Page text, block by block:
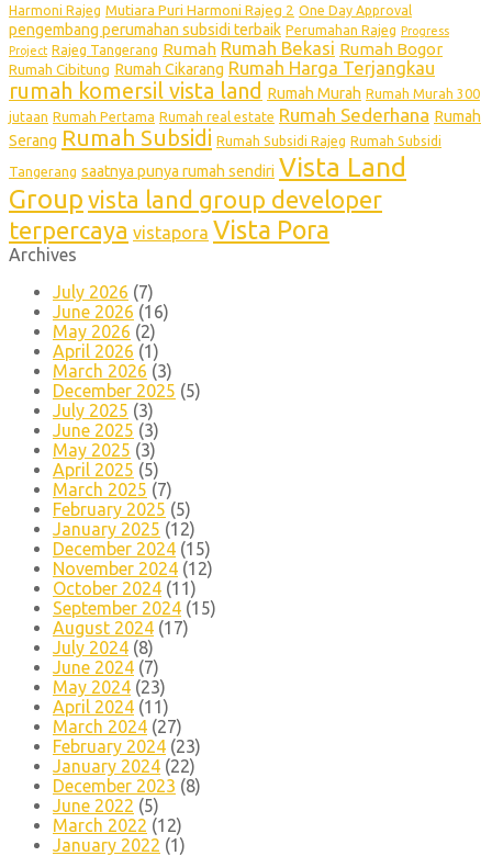
Harmoni Rajeg Mutiara Puri Harmoni Rajeg 2 One Day Approval
pengembang perumahan subsidi terbaik Perumahan Rajeg Progress
Project Rajeg Tangerang Rumah Rumah Bekasi Rumah Bogor
Rumah Cibitung Rumah Cikarang Rumah Harga Terjangkau
rumah komersil vista land Rumah Murah Rumah Murah 300
jutaan Rumah Pertama Rumah real estate Rumah Sederhana Rumah
Serang Rumah Subsidi Rumah Subsidi Rajeg Rumah Subsidi
Tangerang saatnya punya rumah sendiri Vista Land
Group vista land group developer
terpercaya vistapora Vista Pora
Archives
July 2026 (7)
June 2026 (16)
May 2026 (2)
April 2026 (1)
March 2026 (3)
December 2025 (5)
July 2025 (3)
June 2025 (3)
May 2025 (3)
April 2025 (5)
March 2025 (7)
February 2025 (5)
January 2025 (12)
December 2024 (15)
November 2024 (12)
October 2024 (11)
September 2024 (15)
August 2024 (17)
July 2024 (8)
June 2024 (7)
May 2024 (23)
April 2024 (11)
March 2024 (27)
February 2024 (23)
January 2024 (22)
December 2023 (8)
June 2022 (5)
March 2022 (12)
January 2022 (1)